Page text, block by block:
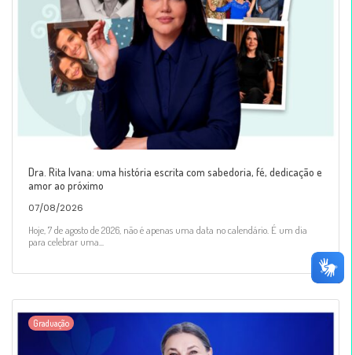
Dra. Rita Ivana: uma história escrita com sabedoria, fé, dedicação e
amor ao próximo
07/08/2026
Hoje, 7 de agosto de 2026, não é apenas uma data no calendário. É um dia
para celebrar uma...
Graduação